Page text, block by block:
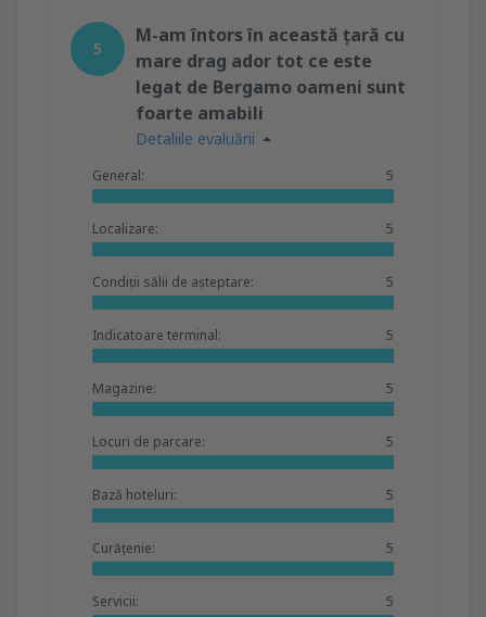
5
M-am întors în această țară cu
mare drag ador tot ce este
legat de Bergamo oameni sunt
foarte amabili
Detaliile evaluării
General: 5
Localizare: 5
Condiții sălii de așteptare: 5
Indicatoare terminal: 5
Magazine: 5
Locuri de parcare: 5
Bază hoteluri: 5
Curățenie: 5
Servicii: 5